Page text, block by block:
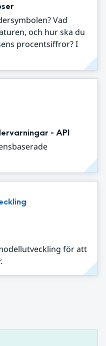
Vad
och hur ska du
procentsiffror? I
- API
för att